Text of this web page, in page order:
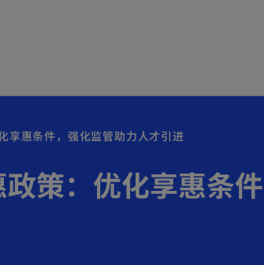
享惠条件，强化监管助力人才引进
策：优化享惠条